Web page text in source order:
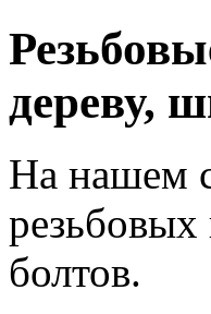
дереву,
На нашем
болтов.